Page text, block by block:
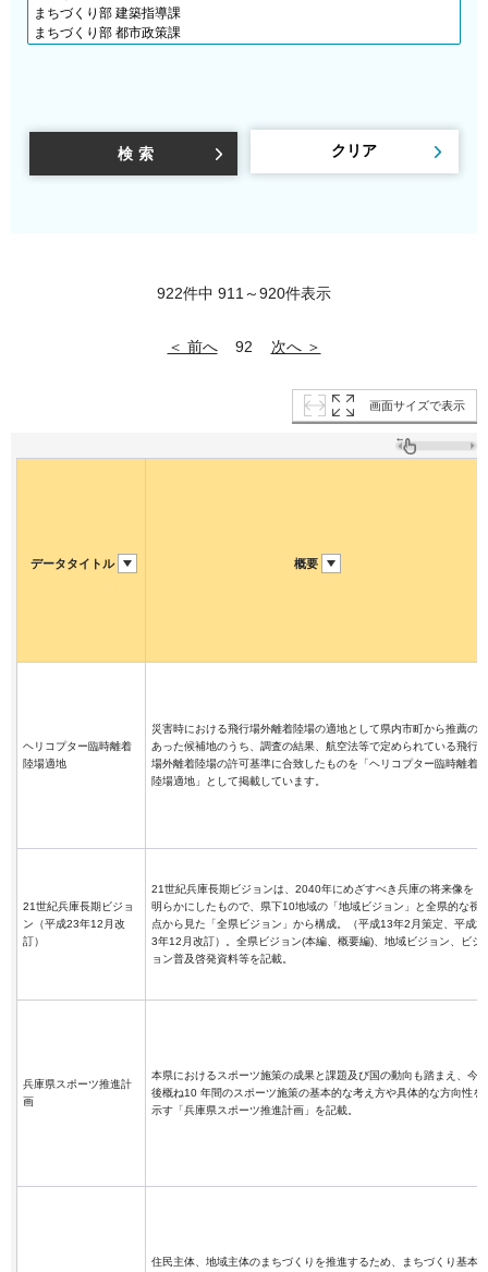
922件中 911～920件表示
＜ 前へ 92 次へ ＞
画面サイズで表示
データタイトル 概要
ヘリコプター臨時離着
陸場適地
災害時における飛行場外離着陸場の適地として県内市町から推薦の
あった候補地のうち、調査の結果、航空法等で定められている飛行
場外離着陸場の許可基準に合致したものを「ヘリコプター臨時離着
陸場適地」として掲載しています。
21世紀兵庫長期ビジョ
ン（平成23年12月改
訂）
21世紀兵庫長期ビジョンは、2040年にめざすべき兵庫の将来像を
明らかにしたもので、県下10地域の「地域ビジョン」と全県的な視
点から見た「全県ビジョン」から構成。（平成13年2月策定、平成2
3年12月改訂）。全県ビジョン(本編、概要編)、地域ビジョン、ビジ
ョン普及啓発資料等を記載。
兵庫県スポーツ推進計
画
本県におけるスポーツ施策の成果と課題及び国の動向も踏まえ、今
後概ね10 年間のスポーツ施策の基本的な考え方や具体的な方向性を
示す「兵庫県スポーツ推進計画」を記載。
住民主体、地域主体のまちづくりを推進するため、まちづくり基本